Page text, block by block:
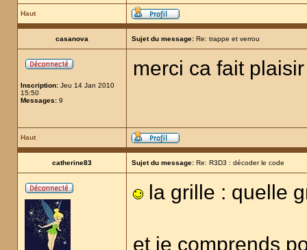
Haut
casanova Sujet du message: Re: trappe et verrou
Inscription: Jeu 14 Jan 2010
15:50
Messages: 9
merci ca fait
Haut
catherine83 Sujet du message: Re: R3D3 : décoder le code
la grille : quelle
et je comprends